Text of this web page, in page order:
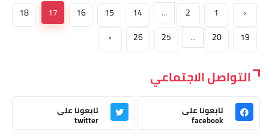
‹
1
2
...
14
15
16
17
18
19
20
...
25
26
›
التواصل الاجتماعي
تابعونا على
facebook
تابعونا على
twitter